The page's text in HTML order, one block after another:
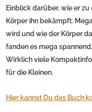
Einblick darüber, wie er
Körper ihn bekämpft.
wird und wie der Körper
fanden es mega
Wirklich viele
für die Kleinen.
Hier kannst Du das Buch